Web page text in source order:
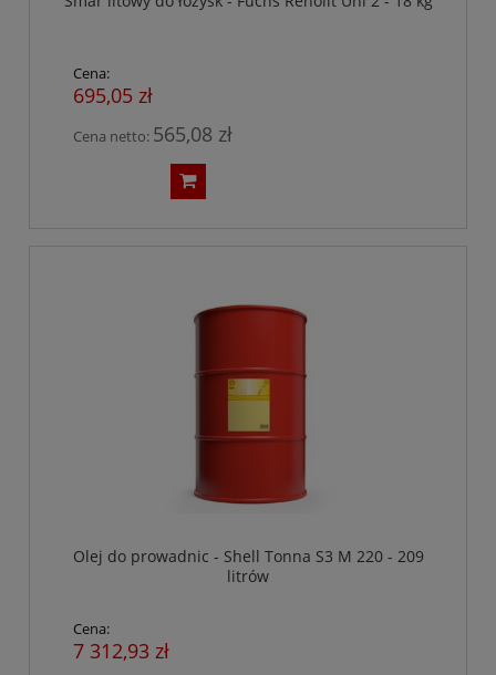
Cena:
695,05 zł
Cena netto: 565,08 zł
Olej do prowadnic - Shell Tonna S3 M 220 - 209
litrów
Cena:
7 312,93 zł